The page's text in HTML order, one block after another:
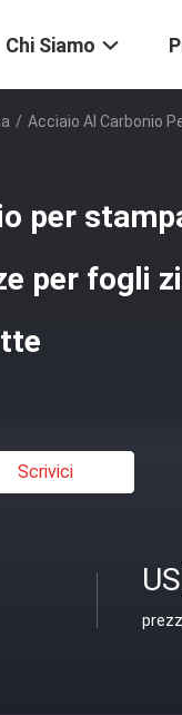
Chi Siamo
/ Acciaio Al Carbonio
per
per fogli
Scrivici